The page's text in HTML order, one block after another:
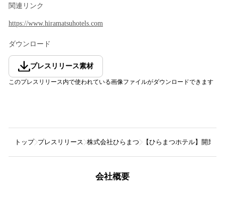
関連リンク
https://www.hiramatsuhotels.com
ダウンロード
プレスリリース素材
このプレスリリース内で使われている画像ファイルがダウンロードできます
トップ プレスリリース 株式会社ひらまつ 【ひらまつホテル】開業2
会社概要